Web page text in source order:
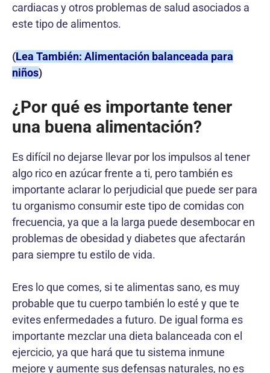
cardiacas y otros problemas de salud asociados a
este tipo de alimentos.
(Lea También: Alimentación balanceada para
niños)
¿Por qué es importante tener
una buena alimentación?
Es difícil no dejarse llevar por los impulsos al tener
algo rico en azúcar frente a ti, pero también es
importante aclarar lo perjudicial que puede ser para
tu organismo consumir este tipo de comidas con
frecuencia, ya que a la larga puede desembocar en
problemas de obesidad y diabetes que afectarán
para siempre tu estilo de vida.
Eres lo que comes, si te alimentas sano, es muy
probable que tu cuerpo también lo esté y que te
evites enfermedades a futuro. De igual forma es
importante mezclar una dieta balanceada con el
ejercicio, ya que hará que tu sistema inmune
mejore y aumente sus defensas naturales, no es